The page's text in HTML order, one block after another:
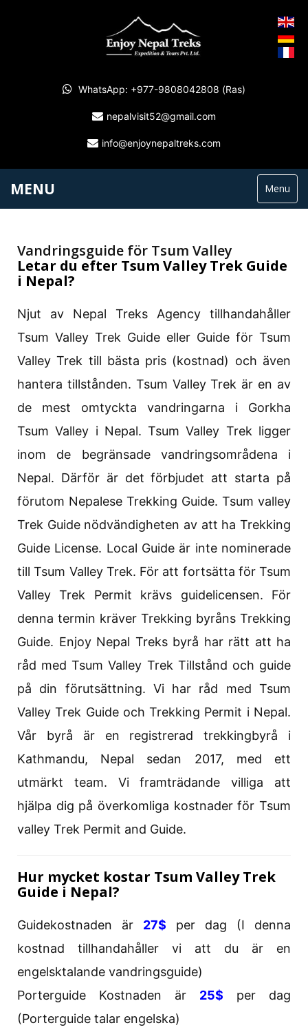
WhatsApp: +977-9808042808 (Ras)
nepalvisit52@gmail.com
info@enjoynepaltreks.com
MENU Menu
Vandringsguide för Tsum Valley
Letar du efter Tsum Valley Trek Guide
i Nepal?
Njut av Nepal Treks Agency tillhandahåller
Tsum Valley Trek Guide eller Guide för Tsum
Valley Trek till bästa pris (kostnad) och även
hantera tillstånden. Tsum Valley Trek är en av
de mest omtyckta vandringarna i Gorkha
Tsum Valley i Nepal. Tsum Valley Trek ligger
inom de begränsade vandringsområdena i
Nepal. Därför är det förbjudet att starta på
förutom Nepalese Trekking Guide. Tsum valley
Trek Guide nödvändigheten av att ha Trekking
Guide License. Local Guide är inte nominerade
till Tsum Valley Trek. För att fortsätta för Tsum
Valley Trek Permit krävs guidelicensen. För
denna termin kräver Trekking byråns Trekking
Guide. Enjoy Nepal Treks byrå har rätt att ha
råd med Tsum Valley Trek Tillstånd och guide
på din förutsättning. Vi har råd med Tsum
Valley Trek Guide och Trekking Permit i Nepal.
Vår byrå är en registrerad trekkingbyrå i
Kathmandu, Nepal sedan 2017, med ett
utmärkt team. Vi framträdande villiga att
hjälpa dig på överkomliga kostnader för Tsum
valley Trek Permit and Guide.
Hur mycket kostar Tsum Valley Trek
Guide i Nepal?
Guidekostnaden är 27$ per dag (I denna
kostnad tillhandahåller vi att du är en
engelsktalande vandringsguide)
Porterguide Kostnaden är 25$ per dag
(Porterguide talar engelska)